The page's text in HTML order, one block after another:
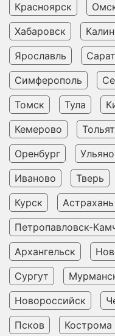
Красноярск
Хабаровск
Ярославль
Симферополь
Томск
Тула
Кемерово
Оренбург
Иваново
Тверь
Курск
Астрахань
Петропавловск-
Архангельск
Сургут
Новороссийск
Псков
Кострома